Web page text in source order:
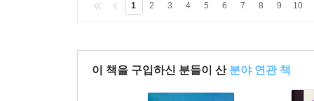
1 2 3 4 5 6 7 8 9 10
이 책을 구입하신 분들이 산 분야 연관 책